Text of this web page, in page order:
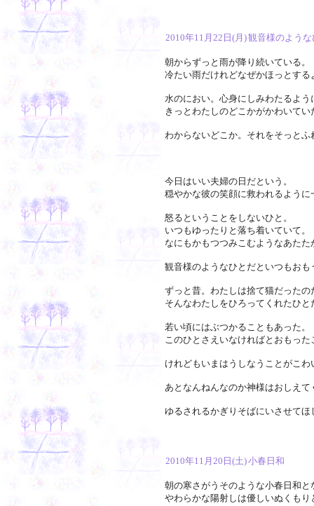
2010年11月22日(月)観音様のような
朝からずっと雨が降り続いている。
冷たい雨だけれどなぜかほっとする
水のにおい。心身にしみわたるよう
きっとわたしのどこかがかわいてい
わからないどこか。それをそっと
今日はいい夫婦の日だという。
穏やかな彼の笑顔に救われるように
怒るということをしないひと。
いつもゆったりと落ち着いていて。
なにもかもつつみこむようなあたた
観音様のようなひとだといつもおも
ずっと昔。わたしは捨て猫だったの
そんなわたしをひろってくれたひと
若い頃にはぶつかることもあった。
このひとさえいなければとおもった
けれどもいまはうしなうことがこわ
あとなんねんなのか神様はおしえて
ゆるされるかぎりそばにいさせて
2010年11月20日(土)小春日和
朝の寒さがうそのような小春日和と
やわらかな陽射しは優しいぬくもり